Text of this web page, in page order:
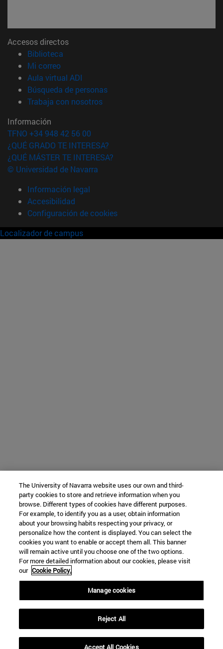
Accesos directos
Biblioteca
Mi correo(abre en nueva ventana)
Aula virtual ADI
Búsqueda de personas(abre en nueva ventana)
Trabaja con nosotros(abre en nueva ventana)
Información
TFNO +34 948 42 56 00
¿QUÉ GRADO TE INTERESA?
¿QUÉ MÁSTER TE INTERESA?
© Universidad de Navarra
Información legal
Accesibilidad
Configuración de cookies
Localizador de campus
The University of Navarra website uses our own and third-
party cookies to store and retrieve information when you
browse. Different types of cookies have different purposes.
For example, to identify you as a user, obtain information
about your browsing habits respecting your privacy, or
personalize how the content is displayed. You can select the
cookies you want to enable or accept them all. This banner
will remain active until you choose one of the two options.
For more detailed information about our cookies, please visit
our Cookie Policy.
Manage cookies
Reject All
Accept All Cookies